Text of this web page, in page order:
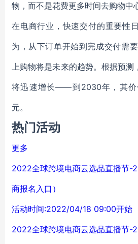
物，而不是花费更多时间去购物中
在电商行业，快速交付的重要性
为，从下订单开始到完成交付需
上购物将是未来的趋势。根据预测
将迅速增长——到2030年，其价
元。
热门活动
更多
2022全球跨境电商云选品直播节-
商报名入口）
活动时间:2022/04/18 09:00开始
2022全球跨境电商云选品直播节-